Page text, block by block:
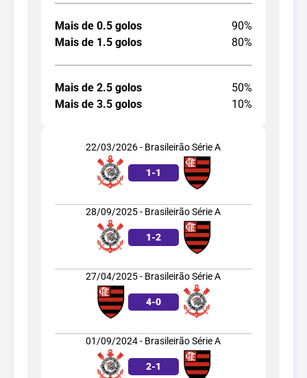
Mais de 0.5 golos
90%
Mais de 1.5 golos
80%
Mais de 2.5 golos
50%
Mais de 3.5 golos
10%
22/03/2026 - Brasileirão Série A
1-1
28/09/2025 - Brasileirão Série A
1-2
27/04/2025 - Brasileirão Série A
4-0
01/09/2024 - Brasileirão Série A
2-1